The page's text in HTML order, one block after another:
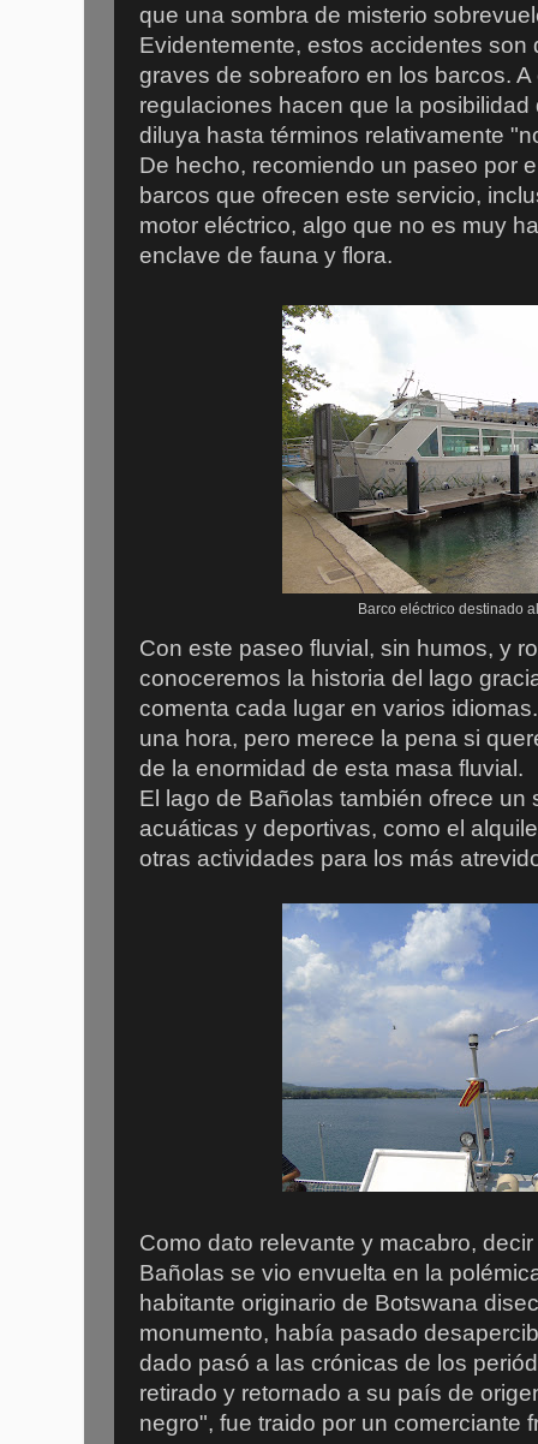
que una sombra de misterio
Evidentemente, estos accidentes son
graves de sobreaforo en los barcos.
regulaciones hacen que la
diluya hasta términos relativamente
De hecho, recomiendo un paseo por
barcos que ofrecen este servicio,
motor eléctrico, algo que no es muy
enclave de fauna y flora.
Barco eléctrico destinado
Con este paseo fluvial, sin humos, y
conoceremos la historia del lago
comenta cada lugar en varios
una hora, pero merece la pena si
de la enormidad de esta masa fluvial.
El lago de Bañolas también ofrece un
acuáticas y deportivas, como el
otras actividades para los más
Como dato relevante y macabro,
Bañolas se vio envuelta en la
habitante originario de Botswana
monumento, había pasado
dado pasó a las crónicas de los
retirado y retornado a su país de
negro", fue traido por un comerciante